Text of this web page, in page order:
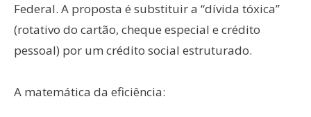
Federal. A proposta é substituir a “dívida tóxica”
(rotativo do cartão, cheque especial e crédito
pessoal) por um crédito social estruturado.
A matemática da eficiência: